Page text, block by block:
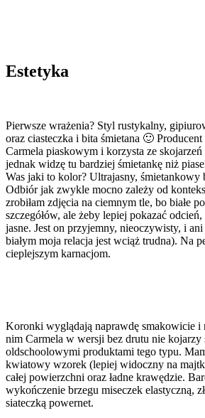
Estetyka
Pierwsze wrażenia? Styl rustykalny,
oraz ciasteczka i bita śmietana 🙂
Carmela piaskowym i korzysta ze skojarzeń
jednak widzę tu bardziej śmietankę niż
Was jaki to kolor? Ultrajasny, śmietankowy
Odbiór jak zwykle mocno zależy od
zrobiłam zdjęcia na ciemnym tle, bo białe
szczegółów, ale żeby lepiej pokazać odcień,
jasne. Jest on przyjemny, nieoczywisty, i
białym moja relacja jest wciąż trudna). Na
cieplejszym karnacjom.
Koronki wyglądają naprawdę smakowicie
nim Carmela w wersji bez drutu nie kojarzy
oldschoolowymi produktami tego typu.
kwiatowy wzorek (lepiej widoczny na
całej powierzchni oraz ładne krawędzie.
wykończenie brzegu miseczek elastyczną,
siateczką powernet.